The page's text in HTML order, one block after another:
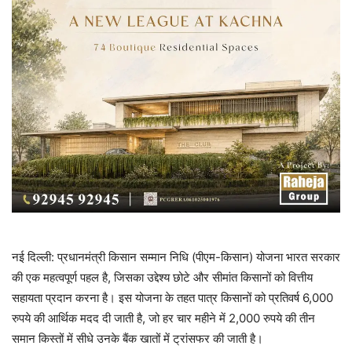
नई दिल्ली: प्रधानमंत्री किसान सम्मान निधि (पीएम-किसान) योजना भारत सरकार
की एक महत्वपूर्ण पहल है, जिसका उद्देश्य छोटे और सीमांत किसानों को वित्तीय
सहायता प्रदान करना है। इस योजना के तहत पात्र किसानों को प्रतिवर्ष 6,000
रुपये की आर्थिक मदद दी जाती है, जो हर चार महीने में 2,000 रुपये की तीन
समान किस्तों में सीधे उनके बैंक खातों में ट्रांसफर की जाती है।